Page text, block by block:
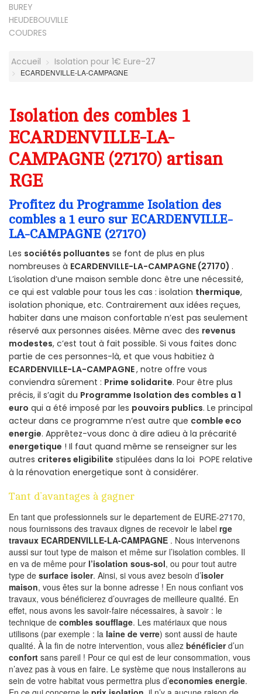
BUREY
HEUDEBOUVILLE
COUDRES
Accueil Isolation pour 1€ Eure-27
ECARDENVILLE-LA-CAMPAGNE
Isolation des combles 1
ECARDENVILLE-LA-
CAMPAGNE (27170) artisan
RGE
Profitez du Programme Isolation des
combles a 1 euro sur ECARDENVILLE-
LA-CAMPAGNE (27170)
Les sociétés polluantes se font de plus en plus
nombreuses à ECARDENVILLE-LA-CAMPAGNE (27170) .
L’isolation d’une maison semble donc être une nécessité,
ce qui est valable pour tous les cas : isolation thermique,
isolation phonique, etc. Contrairement aux idées reçues,
habiter dans une maison confortable n’est pas seulement
réservé aux personnes aisées. Même avec des revenus
modestes, c’est tout à fait possible. Si vous faites donc
partie de ces personnes-là, et que vous habitiez à
ECARDENVILLE-LA-CAMPAGNE, notre offre vous
conviendra sûrement : Prime solidarite. Pour être plus
précis, il s’agit du Programme Isolation des combles a 1
euro qui a été imposé par les pouvoirs publics. Le principal
acteur dans ce programme n’est autre que comble eco
energie. Apprêtez-vous donc à dire adieu à la précarité
energetique ! Il faut quand même se renseigner sur les
autres criteres eligibilite stipulées dans la loi POPE relative
à la rénovation energetique sont à considérer.
Tant d’avantages à gagner
En tant que professionnels sur le departement de EURE-27170,
nous fournissons des travaux dignes de recevoir le label rge
travaux ECARDENVILLE-LA-CAMPAGNE . Nous intervenons
aussi sur tout type de maison et même sur l’isolation combles. Il
en va de même pour l’isolation sous-sol, ou pour tout autre
type de surface isoler. Ainsi, si vous avez besoin d’isoler
maison, vous êtes sur la bonne adresse ! En nous confiant vos
travaux, vous bénéficierez d’ouvrages de meilleure qualité. En
effet, nous avons les savoir-faire nécessaires, à savoir : le
technique de combles soufflage. Les matériaux que nous
utilisons (par exemple : la laine de verre) sont aussi de haute
qualité. À la fin de notre intervention, vous allez bénéficierd’un
confort sans pareil ! Pour ce qui est de leur consommation, vous
n’avez pas à vous en faire. Le système que nous installerons au
sein de votre habitat vous permettra plus d’economies energie.